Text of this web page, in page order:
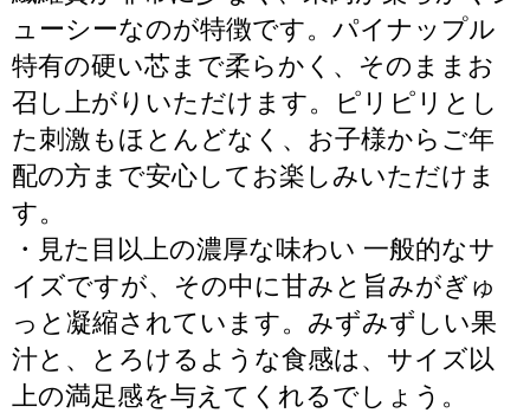
ューシーなのが特徴です。パイナップル
特有の硬い芯まで柔らかく、そのままお
召し上がりいただけます。ピリピリとし
た刺激もほとんどなく、お子様からご年
配の方まで安心してお楽しみいただけま
す。
・見た目以上の濃厚な味わい 一般的なサ
イズですが、その中に甘みと旨みがぎゅ
っと凝縮されています。みずみずしい果
汁と、とろけるような食感は、サイズ以
上の満足感を与えてくれるでしょう。